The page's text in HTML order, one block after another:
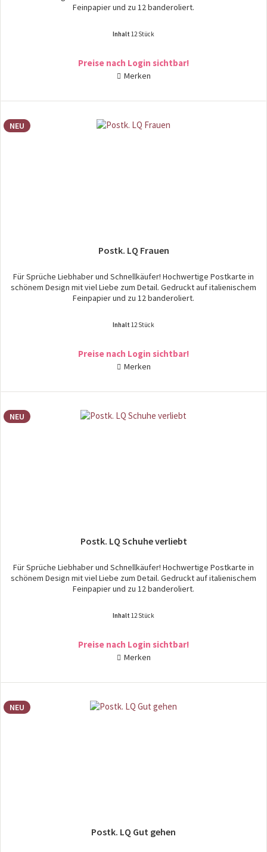
Feinpapier und zu 12 banderoliert.
Inhalt 12 Stück
Preise nach Login sichtbar!
Merken
NEU
Postk. LQ Frauen
Für Sprüche Liebhaber und Schnellkäufer! Hochwertige Postkarte in
schönem Design mit viel Liebe zum Detail. Gedruckt auf italienischem
Feinpapier und zu 12 banderoliert.
Inhalt12 Stück
Preise nach Login sichtbar!
Merken
NEU
Postk. LQ Schuhe verliebt
Für Sprüche Liebhaber und Schnellkäufer! Hochwertige Postkarte in
schönem Design mit viel Liebe zum Detail. Gedruckt auf italienischem
Feinpapier und zu 12 banderoliert.
Inhalt12 Stück
Preise nach Login sichtbar!
Merken
NEU
Postk. LQ Gut gehen